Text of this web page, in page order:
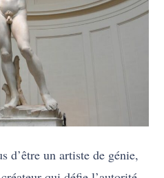
d’être un artiste de génie,